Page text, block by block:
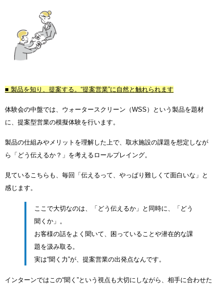
■ 製品を知り、提案する。“提案営業”に自然と触れられます
体験会の中盤では、ウォータースクリーン（WSS）という製品を題材
に、提案型営業の模擬体験を行います。
製品の仕組みやメリットを理解した上で、取水施設の課題を想定しなが
ら「どう伝えるか？」を考えるロールプレイング。
見ているこちらも、毎回「伝えるって、やっぱり難しくて面白いな」と
感じます。
ここで大切なのは、「どう伝えるか」と同時に、「どう
聞くか」。
お客様の話をよく聞いて、困っていることや潜在的な課
題を汲み取る。
実は“聞く力”が、提案営業の出発点なんです。
インターンではこの“聞く”という視点も大切にしながら、相手に合わせた